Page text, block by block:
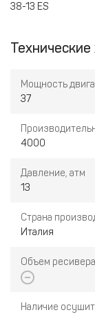
38-13 ES
Мощность
37
4000
Давление, атм
13
Страна
Италия
Объем
Наличие